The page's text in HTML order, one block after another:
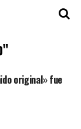
original» fue